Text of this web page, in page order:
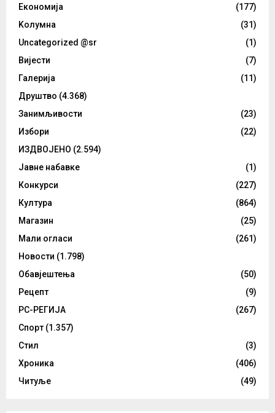
Eкономија
(177)
Kолумнa
(31)
Uncategorized @sr
(1)
Вијести
(7)
Галерија
(11)
Друштво (4.368)
Занимљивости
(23)
Избори
(22)
ИЗДВОЈЕНО (2.594)
Јавне набавке
(1)
Конкурси
(227)
Култура
(864)
Магазин
(25)
Мали огласи
(261)
Новости (1.798)
Обавјештења
(50)
Рецепт
(9)
РС-РЕГИЈА
(267)
Спорт (1.357)
Стил
(3)
Хроника
(406)
Читуље
(49)